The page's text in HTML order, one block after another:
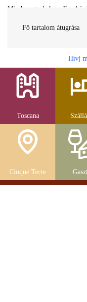
Fő tartalom átugrása
Minden egy helyen
gasztronomia....
Hívj
Toscana
Cinque Terre